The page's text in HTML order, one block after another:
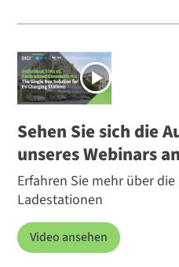
Sehen Sie sich die
unseres Webinars an
Erfahren Sie mehr über
Ladestationen
Video ansehen